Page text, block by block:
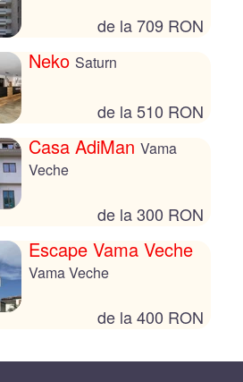
de la 709 RON
Neko Saturn
de la 510 RON
Casa AdiMan Vama
Veche
de la 300 RON
Escape Vama Veche
Vama Veche
de la 400 RON